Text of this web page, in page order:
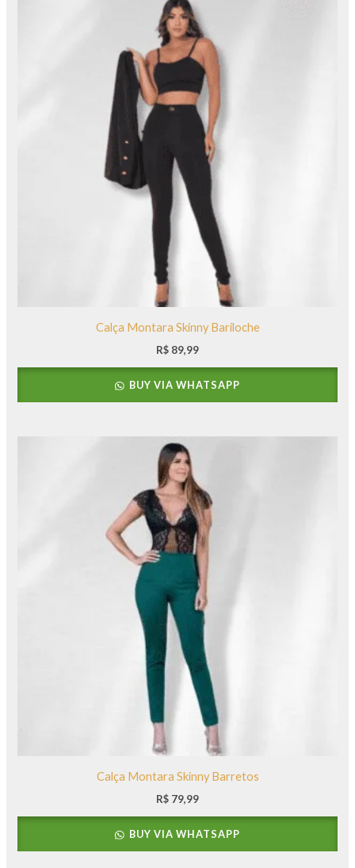
Calça Montara Skinny Bariloche
R$ 89,99
BUY VIA WHATSAPP
Calça Montara Skinny Barretos
R$ 79,99
BUY VIA WHATSAPP